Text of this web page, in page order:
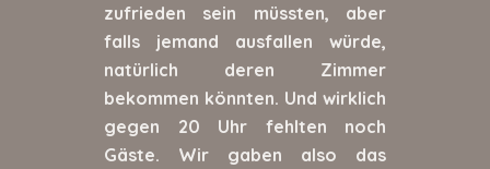
zufrieden sein müssten, aber
falls jemand ausfallen würde,
natürlich deren Zimmer
bekommen könnten. Und wirklich
gegen 20 Uhr fehlten noch
Gäste. Wir gaben also das